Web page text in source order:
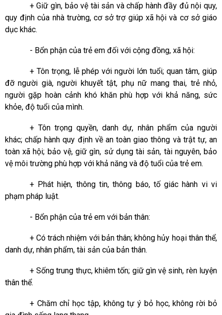
+ Giữ gìn, bảo vệ tài sản và chấp hành đầy đủ nội quy,
quy định của nhà trường, cơ sở trợ giúp xã hội và cơ sở giáo
dục khác.
- Bổn phận của trẻ em đối với cộng đồng, xã hội:
+ Tôn trọng, lễ phép với người lớn tuổi; quan tâm, giúp
đỡ người già, người khuyết tật, phụ nữ mang thai, trẻ nhỏ,
người gặp hoàn cảnh khó khăn phù hợp với khả năng, sức
khỏe, độ tuổi của mình.
+ Tôn trọng quyền, danh dự, nhân phẩm của người
khác; chấp hành quy định về an toàn giao thông và trật tự, an
toàn xã hội; bảo vệ, giữ gìn, sử dụng tài sản, tài nguyên, bảo
vệ môi trường phù hợp với khả năng và độ tuổi của trẻ em.
+ Phát hiện, thông tin, thông báo, tố giác hành vi vi
phạm pháp luật.
- Bổn phận của trẻ em với bản thân:
+ Có trách nhiệm với bản thân; không hủy hoại thân thể,
danh dự, nhân phẩm, tài sản của bản thân.
+ Sống trung thực, khiêm tốn; giữ gìn vệ sinh, rèn luyện
thân thể.
+ Chăm chỉ học tập, không tự ý bỏ học, không rời bỏ